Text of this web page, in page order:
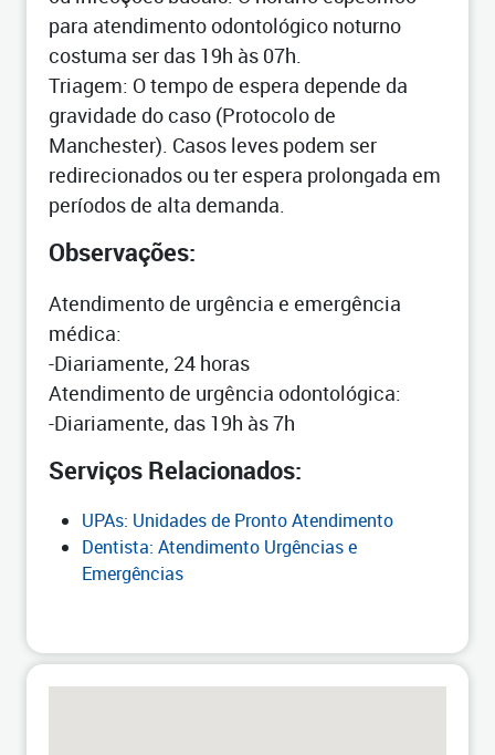
para atendimento odontológico noturno
costuma ser das 19h às 07h.
Triagem: O tempo de espera depende da
gravidade do caso (Protocolo de
Manchester). Casos leves podem ser
redirecionados ou ter espera prolongada em
períodos de alta demanda.
Observações:
Atendimento de urgência e emergência
médica:
-Diariamente, 24 horas
Atendimento de urgência odontológica:
-Diariamente, das 19h às 7h
Serviços Relacionados:
UPAs: Unidades de Pronto Atendimento
Dentista: Atendimento Urgências e
Emergências